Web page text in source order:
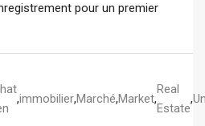
pour un premier
,immobilier,Marché,Market,
Real
Estate
,